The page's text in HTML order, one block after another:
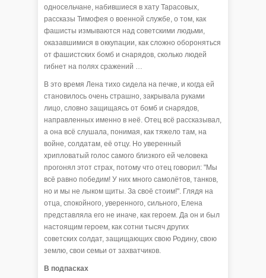
односельчане, набившиеся в хату Тарасовых,
рассказы Тимофея о военной службе, о том, как
фашисты измываются над советскими людьми,
оказавшимися в оккупации, как сложно обороняться
от фашистских бомб и снарядов, сколько людей
гибнет на полях сражений …
В это время Лена тихо сидела на печке, и когда ей
становилось очень страшно, закрывала руками
лицо, словно защищаясь от бомб и снарядов,
направленных именно в неё. Отец всё рассказывал,
а она всё слушала, понимая, как тяжело там, на
войне, солдатам, её отцу. Но уверенный
хрипловатый голос самого близкого ей человека
прогонял этот страх, потому что отец говорил: "Мы
всё равно победим! У них много самолётов, танков,
но и мы не лыком щиты. За своё стоим!". Глядя на
отца, спокойного, уверенного, сильного, Елена
представляла его не иначе, как героем. Да он и был
настоящим героем, как сотни тысяч других
советских солдат, защищающих свою Родину, свою
землю, свои семьи от захватчиков.
В подпасках